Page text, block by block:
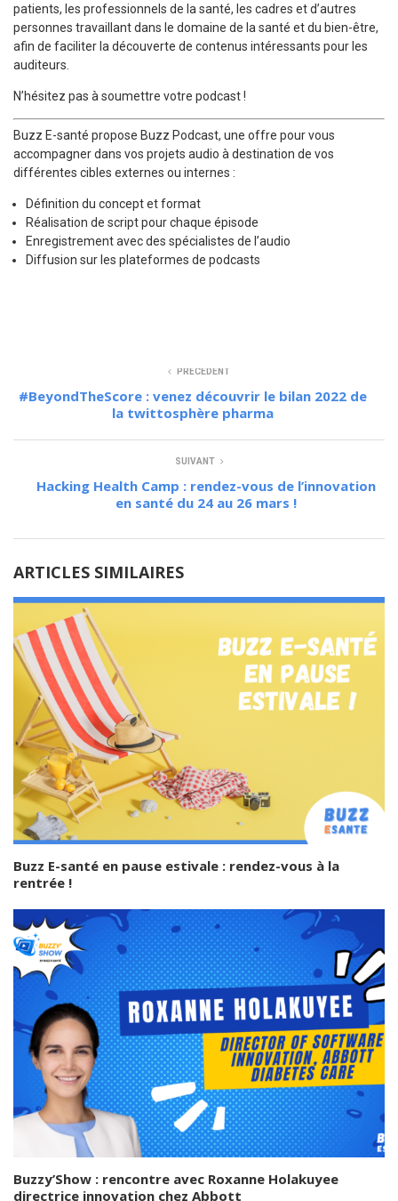
patients, les professionnels de la santé, les cadres et d’autres
personnes travaillant dans le domaine de la santé et du bien-être,
afin de faciliter la découverte de contenus intéressants pour les
auditeurs.
N’hésitez pas à soumettre votre podcast !
Buzz E-santé propose Buzz Podcast, une offre pour vous
accompagner dans vos projets audio à destination de vos
différentes cibles externes ou internes :
Définition du concept et format
Réalisation de script pour chaque épisode
Enregistrement avec des spécialistes de l’audio
Diffusion sur les plateformes de podcasts
PRÉCÉDENT
#BeyondTheScore : venez découvrir le bilan 2022 de
la twittosphère pharma
SUIVANT
Hacking Health Camp : rendez-vous de l’innovation
en santé du 24 au 26 mars !
ARTICLES SIMILAIRES
Buzz E-santé en pause estivale : rendez-vous à la
rentrée !
Buzzy’Show : rencontre avec Roxanne Holakuyee
directrice innovation chez Abbott